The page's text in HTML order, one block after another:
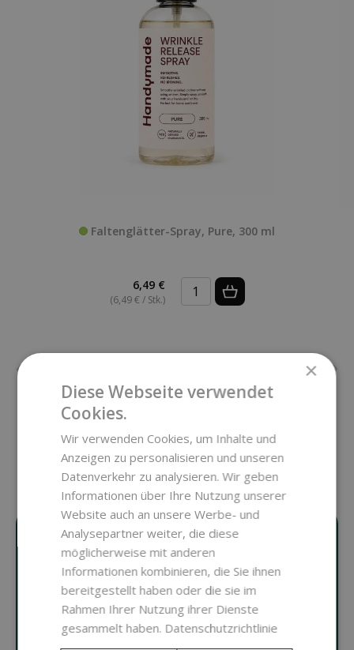
Faltenglätter-Spray, Pure, 300 ml
6,49 €
(6,49 € / Stk.)
ALLES FÜR DIE
HERSTELLUNG
×
Diese Webseite verwendet
Cookies.
Wir verwenden Cookies, um Inhalte und
Anzeigen zu personalisieren und unseren
Datenverkehr zu analysieren. Wir geben
Informationen über Ihre Nutzung unserer
Website auch an unsere Werbe- und
Analysepartner weiter, die diese
möglicherweise mit anderen
Informationen kombinieren, die Sie ihnen
bereitgestellt haben oder die sie im
Rahmen Ihrer Nutzung ihrer Dienste
gesammelt haben. Datenschutzrichtlinie